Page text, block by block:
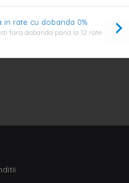
in rate cu dobanda 0%
fara dobanda pana la 12 rate